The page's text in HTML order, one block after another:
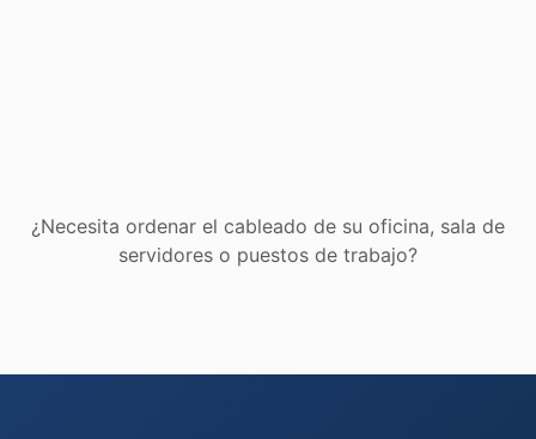
¿Necesita ordenar el cableado de su oficina, sala de
servidores o puestos de trabajo?